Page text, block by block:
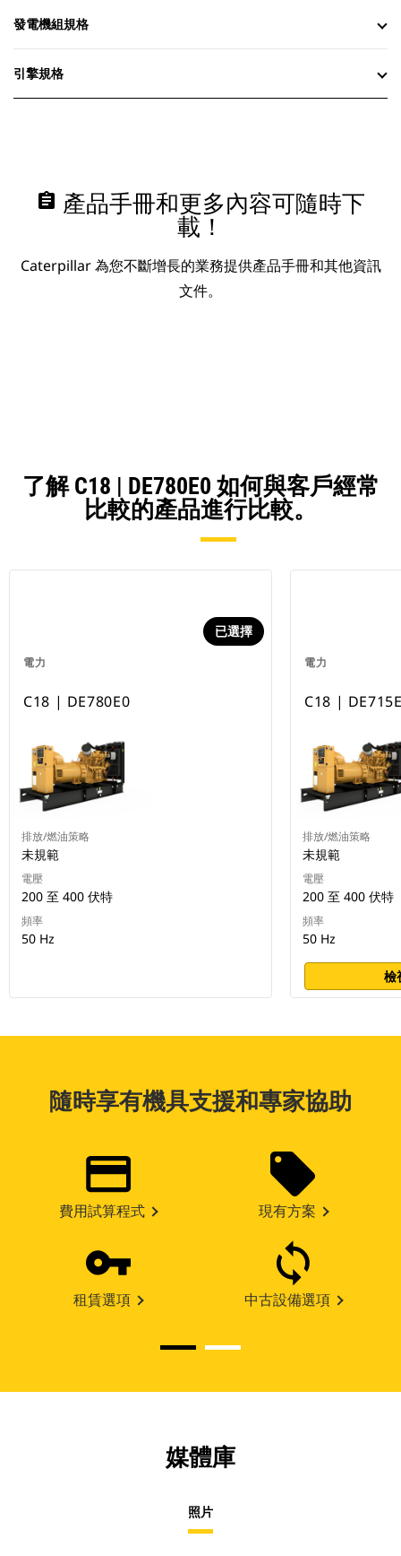
發電機組規格
引擎規格
assignment 產品手冊和更多內容可隨時下
載！
Caterpillar 為您不斷增長的業務提供產品手冊和其他資訊
文件。
了解 C18 | DE780E0 如何與客戶經常
比較的產品進行比較。
電力
已選擇
C18 | DE780E0
排放/燃油策略
未規範
電壓
200 至 400 伏特
頻率
50 Hz
電力
C18 |
排放/燃油策略
未規範
電壓
200 至 400 伏特
頻率
50 Hz
檢
隨時享有機具支援和專家協助
費用試算程式 現有方案
租賃選項 中古設備選項
媒體庫
照片